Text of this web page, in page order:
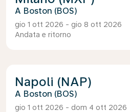
Boston (BOS)
gio 1 ott 2026 - gio 8 ott 2026
Andata e ritorno
Napoli (NAP)
Boston (BOS)
gio 1 ott 2026 - dom 4 ott 2026